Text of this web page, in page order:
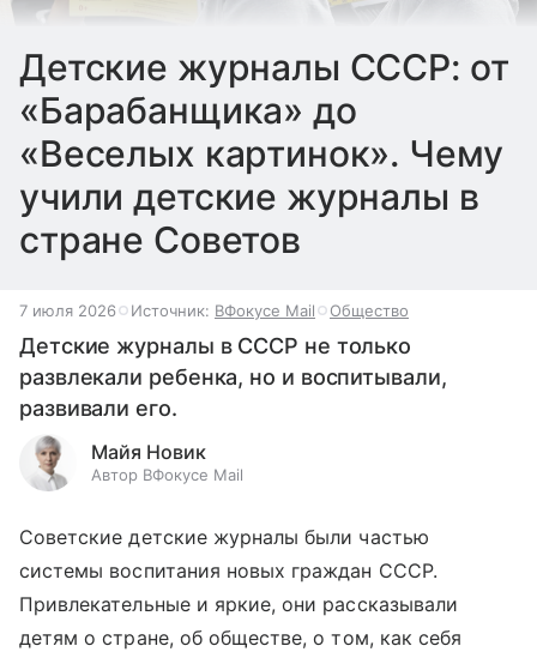
Детские журналы СССР: от
«Барабанщика» до
«Веселых картинок». Чему
учили детские журналы в
стране Советов
7 июля 2026 Источник: ВФокусе Mail Общество
Детские журналы в СССР не только
развлекали ребенка, но и воспитывали,
развивали его.
Майя Новик
Автор ВФокусе Mail
Советские детские журналы были частью
системы воспитания новых граждан СССР.
Привлекательные и яркие, они рассказывали
детям о стране, об обществе, о том, как себя